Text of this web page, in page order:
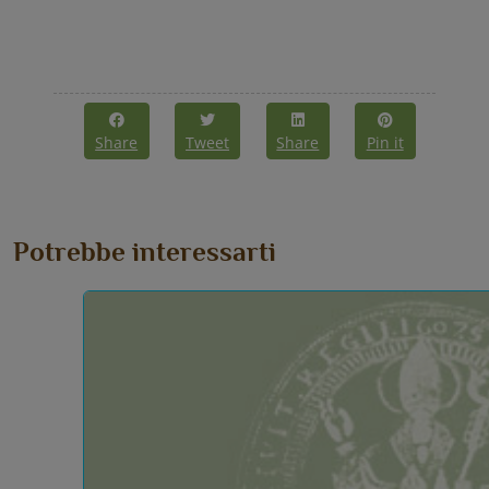
Share Tweet Share Pin it
Potrebbe interessarti